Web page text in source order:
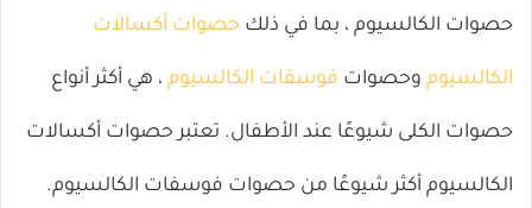
حصوات الكالسيوم ، بما في ذلك حصوات أكسالات
الكالسيوم وحصوات فوسفات الكالسيوم ، هي أكثر أنواع
حصوات الكلى شيوعًا عند الأطفال. تعتبر حصوات أكسالات
الكالسيوم أكثر شيوعًا من حصوات فوسفات الكالسيوم.